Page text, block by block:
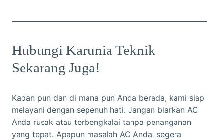
Hubungi Karunia Teknik
Sekarang Juga!
Kapan pun dan di mana pun Anda berada, kami siap
melayani dengan sepenuh hati. Jangan biarkan AC
Anda rusak atau terbengkalai tanpa penanganan
yang tepat. Apapun masalah AC Anda, segera